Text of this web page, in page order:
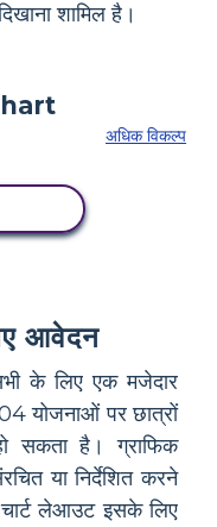
शामिल है।
अधिक विकल्प
आवेदन
के लिए एक मजेदार
योजनाओं पर छात्रों
सकता है। ग्राफिक
या निर्देशित करने
लेआउट इसके लिए